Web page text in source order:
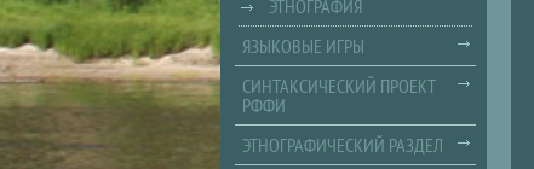
ЭТНОГРАФИЯ
ЯЗЫКОВЫЕ ИГРЫ
СИНТАКСИЧЕСКИЙ ПРОЕКТ
РФФИ
ЭТНОГРАФИЧЕСКИЙ РАЗДЕЛ